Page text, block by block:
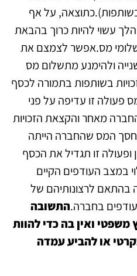
על אף
עשוי להיות כרוך בהבאת
מס.אפשר לצמצם את
ולהימנע מתשלום מס
בשותפות בתמורה לכסף
פעולה זו עדיפה על פני
מאחר והקצאת הזכויות
המס שהחברה הייתה
זו תגדיל את הכסף
במצב העודפים הקיים
בהתאם לרצונותיהם של
בחברה.‏התשובה
משפטי ואין בה כדי להוות
או להביע עמדה